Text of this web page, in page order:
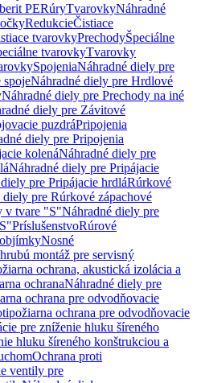
PERúryTvarovkyNáhradné
RedukcieČistiace
tvarovkyPrechodyŠpeciálne
tvarovkyTvarovky
SpojeniaNáhradné diely pre
Náhradné diely pre Hrdlové
Náhradné diely pre Prechody na iné
diely pre Závitové
puzdráPripojenia
diely pre Pripojenia
kolenáNáhradné diely pre
Náhradné diely pre Pripájacie
pre Pripájacie hrdláRúrkové
diely pre Rúrkové zápachové
v tvare "S"Náhradné diely pre
PríslušenstvoRúrové
Nosné
montáž pre servisný
ochrana, akustická izolácia a
ochranaNáhradné diely pre
ochrana pre odvodňovacie
ochrana pre odvodňovacie
pre zníženie hluku šíreného
hluku šíreného konštrukciou a
Ochrana proti
ventily pre